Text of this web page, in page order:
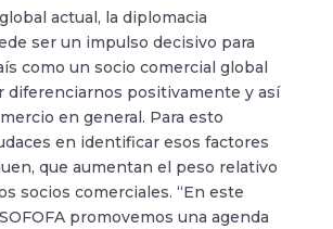
actual, la diplomacia
ser un impulso decisivo para
como un socio comercial global
diferenciarnos positivamente y así
en general. Para esto
en identificar esos factores
que aumentan el peso relativo
socios comerciales. “En este
promovemos una agenda